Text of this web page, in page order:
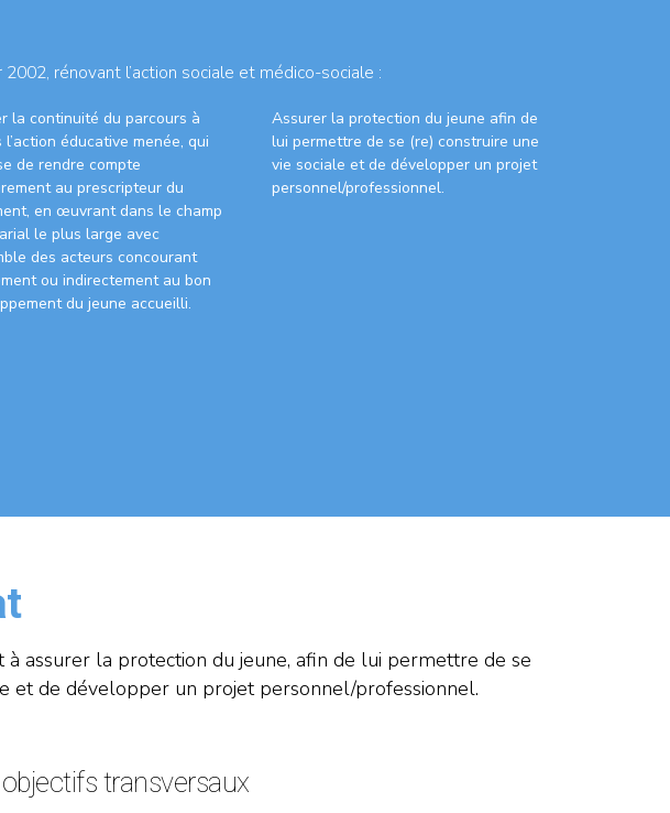
rénovant l’action sociale et médico-sociale :
la continuité du parcours à
éducative menée, qui
de rendre compte
au prescripteur du
en œuvrant dans le champ
le plus large avec
des acteurs concourant
ou indirectement au bon
du jeune accueilli.
Assurer la protection du jeune afin de
lui permettre de se (re) construire une
vie sociale et de développer un projet
personnel/professionnel.
à assurer la protection du jeune, afin de lui permettre de se
et de développer un projet personnel/professionnel.
transversaux